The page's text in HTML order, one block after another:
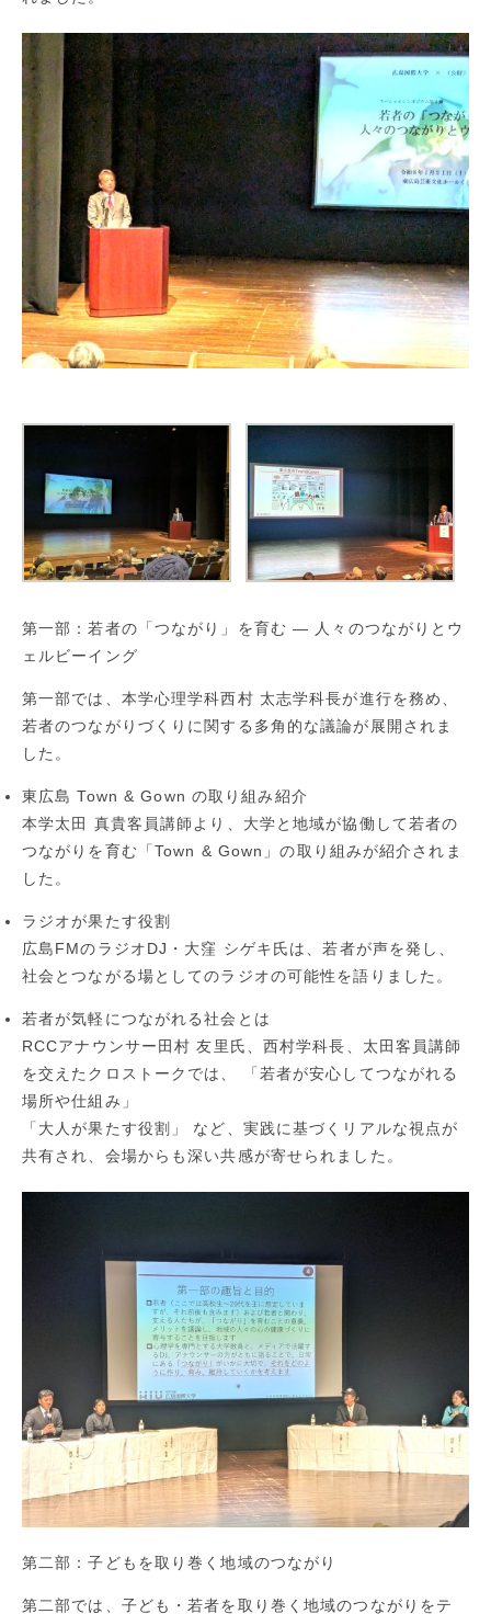
第一部：若者の「つながり」を育む ― 人々のつながりとウ
ェルビーイング
第一部では、本学心理学科西村 太志学科長が進行を務め、
若者のつながりづくりに関する多角的な議論が展開されま
した。
東広島 Town & Gown の取り組み紹介
本学太田 真貴客員講師より、大学と地域が協働して若者の
つながりを育む「Town & Gown」の取り組みが紹介されま
した。
ラジオが果たす役割
広島FMのラジオDJ・大窪 シゲキ氏は、若者が声を発し、
社会とつながる場としてのラジオの可能性を語りました。
若者が気軽につながれる社会とは
RCCアナウンサー田村 友里氏、西村学科長、太田客員講師
を交えたクロストークでは、 「若者が安心してつながれる
場所や仕組み」
「大人が果たす役割」 など、実践に基づくリアルな視点が
共有され、会場からも深い共感が寄せられました。
第二部：子どもを取り巻く地域のつながり
第二部では、子ども・若者を取り巻く地域のつながりをテ